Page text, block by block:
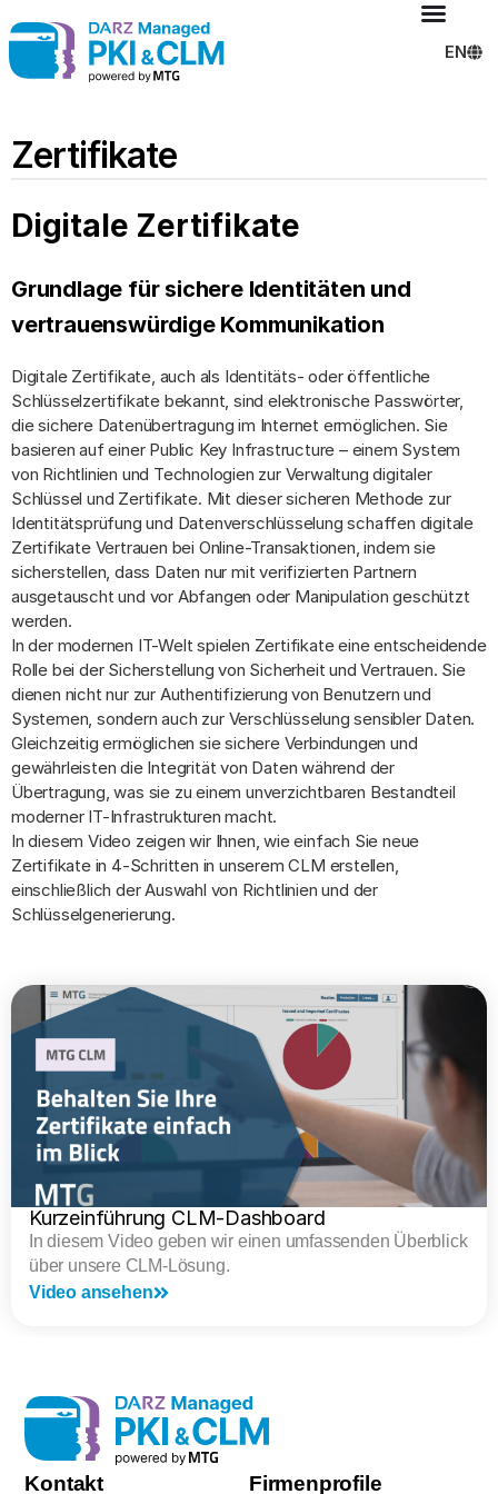
EN
Zertifikate
Digitale Zertifikate
Grundlage für sichere Identitäten und
vertrauenswürdige Kommunikation
Digitale Zertifikate, auch als Identitäts- oder öffentliche
Schlüsselzertifikate bekannt, sind elektronische Passwörter,
die sichere Datenübertragung im Internet ermöglichen. Sie
basieren auf einer Public Key Infrastructure – einem System
von Richtlinien und Technologien zur Verwaltung digitaler
Schlüssel und Zertifikate. Mit dieser sicheren Methode zur
Identitätsprüfung und Datenverschlüsselung schaffen digitale
Zertifikate Vertrauen bei Online-Transaktionen, indem sie
sicherstellen, dass Daten nur mit verifizierten Partnern
ausgetauscht und vor Abfangen oder Manipulation geschützt
werden.
In der modernen IT-Welt spielen Zertifikate eine entscheidende
Rolle bei der Sicherstellung von Sicherheit und Vertrauen. Sie
dienen nicht nur zur Authentifizierung von Benutzern und
Systemen, sondern auch zur Verschlüsselung sensibler Daten.
Gleichzeitig ermöglichen sie sichere Verbindungen und
gewährleisten die Integrität von Daten während der
Übertragung, was sie zu einem unverzichtbaren Bestandteil
moderner IT-Infrastrukturen macht.
In diesem Video zeigen wir Ihnen, wie einfach Sie neue
Zertifikate in 4-Schritten in unserem CLM erstellen,
einschließlich der Auswahl von Richtlinien und der
Schlüsselgenerierung.
Kurzeinführung CLM-Dashboard
In diesem Video geben wir einen umfassenden Überblick
über unsere CLM-Lösung.
Video ansehen
Kontakt Firmenprofile